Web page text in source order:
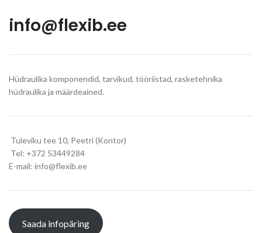
info@flexib.ee
Hüdraulika komponendid, tarvikud, tööriistad, rasketehnika
hüdraulika ja määrdeained.
Tuleviku tee 10, Peetri (Kontor)
Tel: +372 53449284
E-mail: info@flexib.ee
Saada infopäring